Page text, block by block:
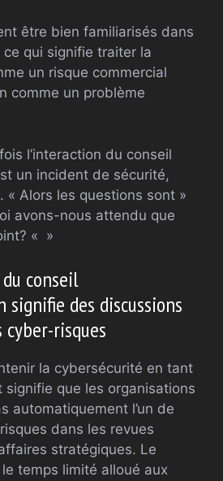
être bien familiarisés dans
qui signifie traiter la
un risque commercial
comme un problème
l’interaction du conseil
un incident de sécurité,
« Alors les questions sont »
avons-nous attendu que
« »
conseil
signifie des discussions
risques
la cybersécurité en tant
signifie que les organisations
automatiquement l’un de
dans les revues
stratégiques. Le
temps limité alloué aux